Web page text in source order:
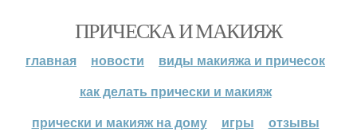
ПРИЧЕСКА И МАКИЯЖ
главная новости
виды макияжа и причесок
как делать прически и макияж
прически и макияж на дому
игры отзывы